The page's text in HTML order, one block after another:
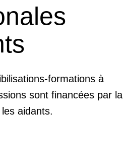
formations à
sont financées par la
aidants.